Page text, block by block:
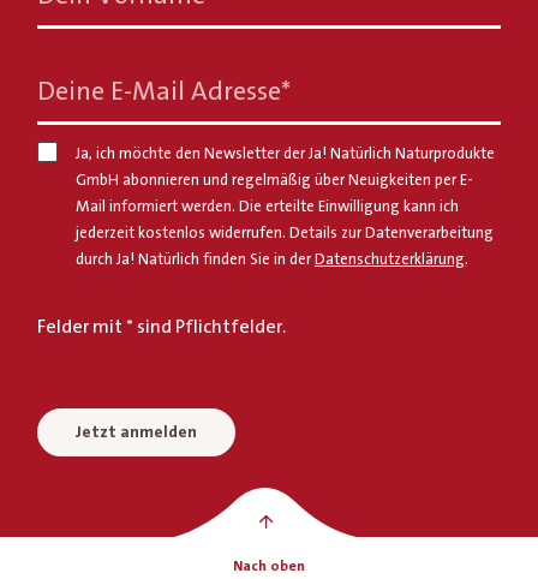
Deine E-Mail Adresse*
Ja, ich möchte den Newsletter der Ja! Natürlich Naturprodukte
GmbH abonnieren und regelmäßig über Neuigkeiten per E-
Mail informiert werden. Die erteilte Einwilligung kann ich
jederzeit kostenlos widerrufen. Details zur Datenverarbeitung
durch Ja! Natürlich finden Sie in der Datenschutzerklärung.
Felder mit * sind Pflichtfelder.
Jetzt anmelden
Nach oben